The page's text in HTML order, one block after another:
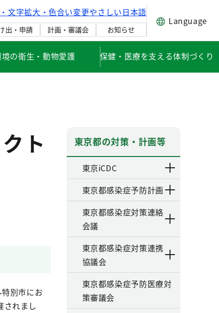
文字拡大・色合い変更やさしい日本語
出・申請 計画・審議会 お知らせ
Language
の衛生・動物愛護 保健・医療を支える体制づくり
ト
別市にお
されまし
東京都の対策・計画等
東京iCDC
東京都感染症予防計画
東京都感染症対策連絡
会議
東京都感染症対策連携
協議会
東京都感染症予防医療対
策審議会